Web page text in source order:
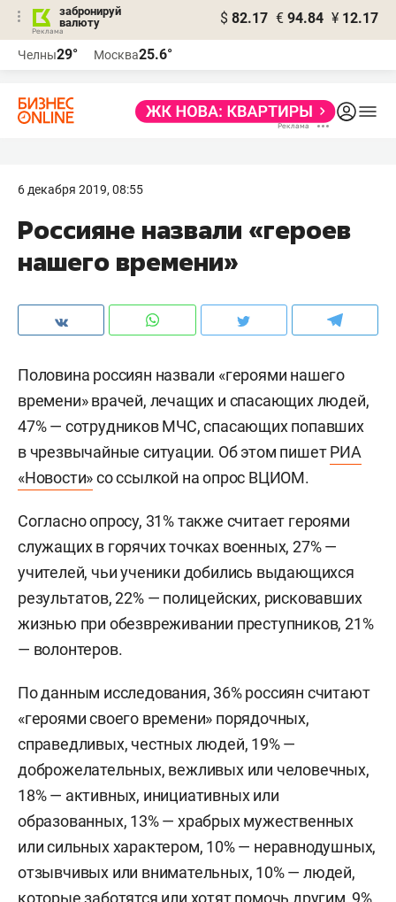
забронируй
валюту
$ 82.17 € 94.84 ¥ 12.17
Челны29° Москва25.6°
6 декабря 2019, 08:55
Россияне назвали «героев
нашего времени»
Половина россиян назвали «героями нашего
времени» врачей, лечащих и спасающих людей,
47% — сотрудников МЧС, спасающих попавших
в чрезвычайные ситуации. Об этом пишетРИА
«Новости»со ссылкой на опрос ВЦИОМ.
Согласно опросу, 31% также считает героями
служащих в горячих точках военных, 27% —
учителей, чьи ученики добились выдающихся
результатов, 22% — полицейских, рисковавших
жизнью при обезвреживании преступников, 21%
— волонтеров.
По данным исследования, 36% россиян считают
«героями своего времени» порядочных,
справедливых, честных людей, 19% —
доброжелательных, вежливых или человечных,
18% — активных, инициативных или
образованных, 13% — храбрых мужественных
или сильных характером, 10% — неравнодушных,
отзывчивых или внимательных, 10% — людей,
которые заботятся или хотят помочь другим, 9%